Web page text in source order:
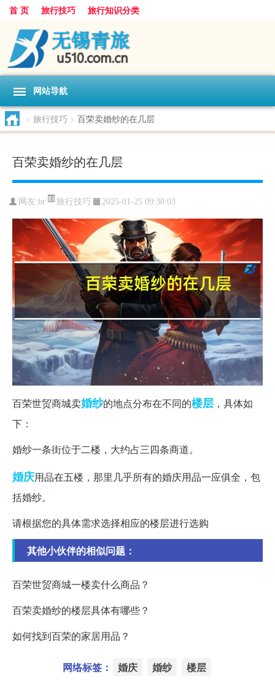
首 页 旅行技巧 旅行知识分类
网站导航
> 旅行技巧 > 百荣卖婚纱的在几层
百荣卖婚纱的在几层
网友:br 旅行技巧 2025-01-25 09:30:03
百荣世贸商城卖婚纱的地点分布在不同的楼层 ，具体如
下：
婚纱一条街位于二楼，大约占三四条商道。
婚庆用品在五楼，那里几乎所有的婚庆用品一应俱全，包
括婚纱。
请根据您的具体需求选择相应的楼层进行选购
其他小伙伴的相似问题：
百荣世贸商城一楼卖什么商品？
百荣卖婚纱的楼层具体有哪些？
如何找到百荣的家居用品？
网络标签： 婚庆 婚纱 楼层